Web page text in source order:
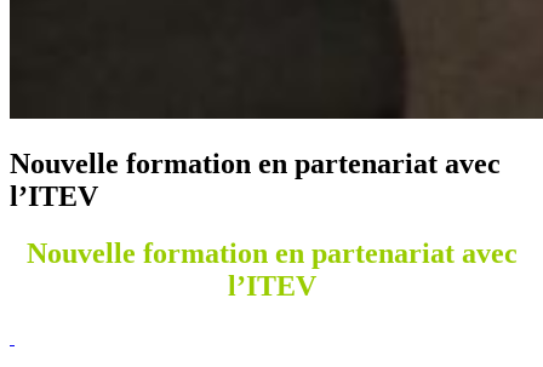
Nouvelle formation en partenariat avec
l’ITEV
Nouvelle formation en partenariat avec
l’ITEV